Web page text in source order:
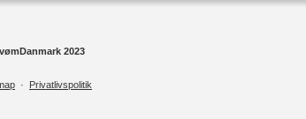
2023
· Privatlivspolitik